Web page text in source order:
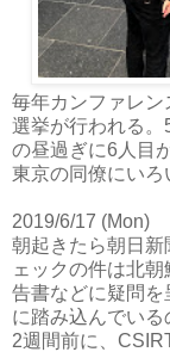
毎年カンファレ
選挙が行われる。
の昼過ぎに6人目
東京の同僚にいろ
2019/6/17 (Mon)
朝起きたら朝日
ェックの件は北
告書などに疑問
に踏み込んでいる
2週間前に、